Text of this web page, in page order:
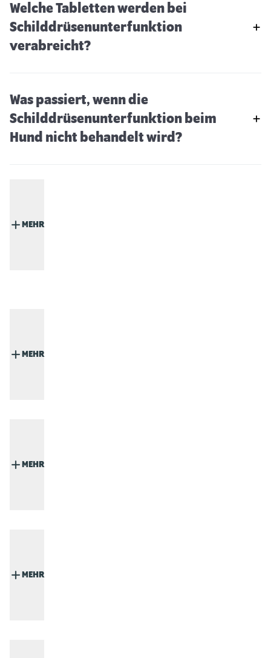
Welche Tabletten werden bei
Schilddrüsenunterfunktion
verabreicht?
Was passiert, wenn die
Schilddrüsenunterfunktion beim
Hund nicht behandelt wird?
MEHR
MEHR
MEHR
MEHR